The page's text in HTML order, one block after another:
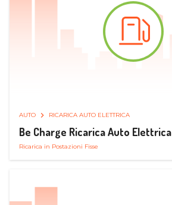
AUTO RICARICA AUTO ELETTRICA
Be Charge Ricarica Auto Elettrica
Ricarica in Postazioni Fisse